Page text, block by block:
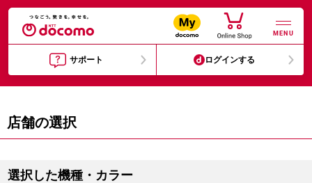
MENU
サポート ログインする
店舗の選択
選択した機種・カラー